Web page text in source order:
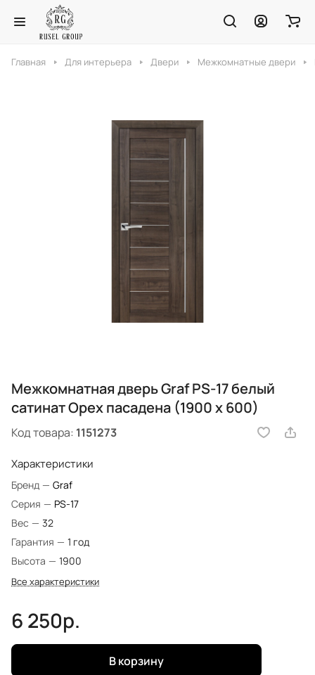
Главная Для интерьера Двери Межкомнатные двери
Межкомнатная дверь Graf PS-17 белый
сатинат Орех пасадена (1900 х 600)
Код товара: 1151273
Характеристики
Бренд — Graf
Серия — PS-17
Вес — 32
Гарантия — 1 год
Высота — 1900
Все характеристики
6 250р.
В корзину